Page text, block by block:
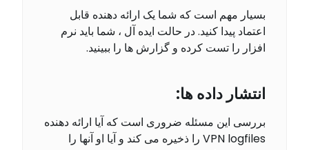
بسیار مهم است که شما یک ارائه دهنده قابل
اعتماد پیدا کنید. در حالت ایده آل ، شما باید نرم
افزار را تست کرده و گزارش ها را ببینید.
انتشار داده ها:
بررسی این مسئله ضروری است که آیا ارائه دهنده
VPN logfiles را ذخیره می کند و آیا او آنها را